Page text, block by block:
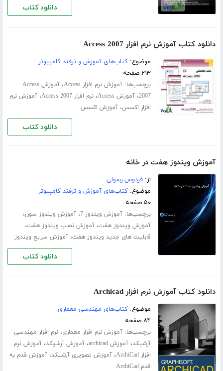
دانلود کتاب
دانلود کتاب آموزش نرم افزار Access 2007
موضوع:کتاب‌های آموزش و ترفند کامپیوتر
۲۱۳ صفحه
برچسب‌ها:آموزش نرم افزار Access ،
آموزش Access
2007،آموزش Access ،نرم افزار Access 2007 ،آموزش نرم
افزار اکسس،آموزش اکسس
دانلود کتاب
آموزش ویندوز هفت در خانه
از:فردوس رسولی
موضوع:کتاب‌های آموزش و ترفند کامپیوتر
۵۰ صفحه
برچسب‌ها:آموزش ویندوز 7 ،آموزش ویندوز سون،
آموزش ویندوز هفت،آموزش نصب ویندوز هفت،
قابلیت های جدید ویندوز هفت،آموزش سریع ویندوز
دانلود کتاب
دانلود کتاب آموزش نرم افزار Archicad
موضوع:کتاب‌های مهندسی معماری
۸۴ صفحه
برچسب‌ها:آموزش نرم افزار معماری،نرم افزار مهندسی
آرشیکد،آموزش archicad ،آموزش آرشیکد،آموزش نرم
افزار ArchiCad
،آموزش تصویری آرشیکد،آموزش قدم به
قدم ArchiCad